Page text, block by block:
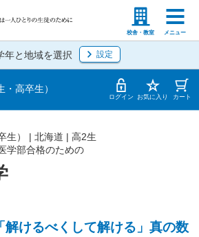
校舎・教室 メニュー
高等学校の先生
年と地域を選択 設定
高卒生）
法
ログイン お気に入り カート
生） | 北海道 | 高2生
学部合格のための
解けるべくして解ける」真の数